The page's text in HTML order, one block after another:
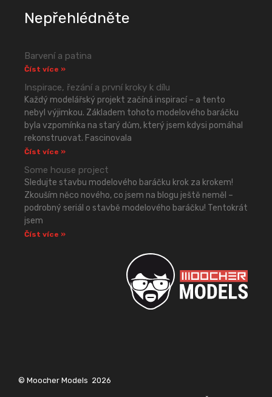
Nepřehlédněte
Barvení a patina
Číst více »
Inspirace, řezání a první kroky k dílu
Každý modelářský projekt začíná inspirací – a tento
nebyl výjimkou. Základem tohoto modelového baráčku
byla vzpomínka na starý dům, který jsem kdysi pomáhal
rekonstruovat. Fascinovala
Číst více »
Some house project
Sledujte stavbu modelového baráčku krok za krokem!
Zkouším něco nového, co jsem na blogu ještě neměl –
podrobný seriál o stavbě modelového baráčku! Tentokrát
jsem
Číst více »
© Moocher Models 2026